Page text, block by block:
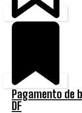
Pagamento de
DF